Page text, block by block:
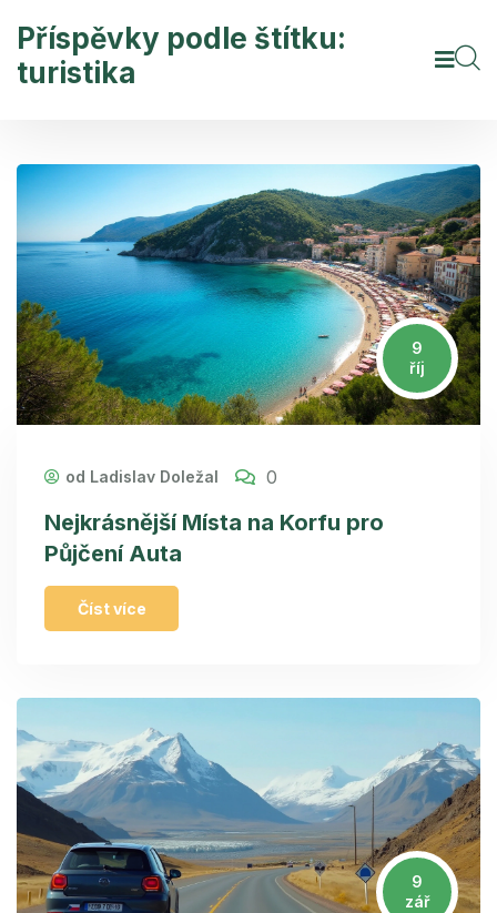
Příspěvky podle štítku:
turistika
9
říj
od Ladislav Doležal 0
Nejkrásnější Místa na Korfu pro
Půjčení Auta
Číst více
9
zář